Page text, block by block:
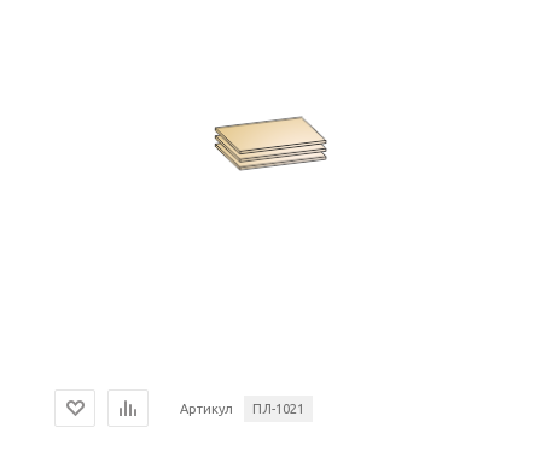
Артикул ПЛ-1021